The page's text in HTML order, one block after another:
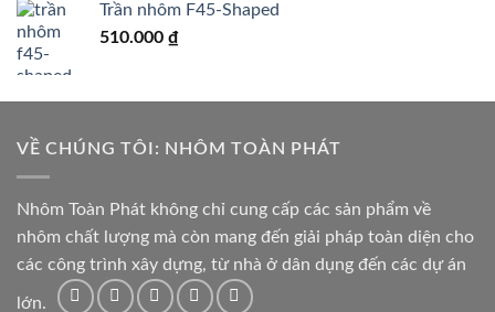
Trần nhôm F45-Shaped
510.000 ₫
VỀ CHÚNG TÔI: NHÔM TOÀN PHÁT
Nhôm Toàn Phát không chỉ cung cấp các sản phẩm về
nhôm chất lượng mà còn mang đến giải pháp toàn diện cho
các công trình xây dựng, từ nhà ở dân dụng đến các dự án
lớn.